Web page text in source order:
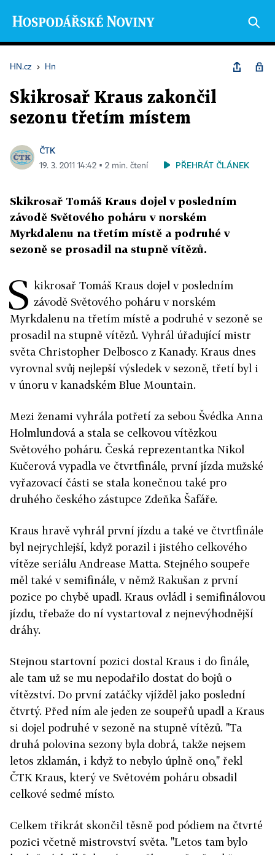
HN.cz › Hn
Skikrosař Kraus zakončil
sezonu třetím místem
ČTK
19. 3. 2011 14:42 ▪ 2 min. čtení PŘEHRÁT ČLÁNEK
Skikrosař Tomáš Kraus dojel v posledním
závodě Světového poháru v norském
Myrkdalenu na třetím místě a podruhé v
sezoně se prosadil na stupně vítězů.
S kikrosař Tomáš Kraus dojel v posledním
závodě Světového poháru v norském
Myrkdalenu na třetím místě a podruhé v sezoně se
prosadil na stupně vítězů. Vyhrál úřadující mistr
světa Christopher Delbosco z Kanady. Kraus dnes
vyrovnal svůj nejlepší výsledek v sezoně, třetí byl i
v únoru v kanadském Blue Mountain.
Mezi ženami vyhrála potřetí za sebou Švédka Anna
Holmlundová a stala se celkovou vítězkou
Světového poháru. Česká reprezentantka Nikol
Kučerová vypadla ve čtvrtfinále, první jízda mužské
vyřazovací části se stala konečnou také pro
druhého českého zástupce Zdeňka Šafáře.
Kraus hravě vyhrál první jízdu a také ve čtvrtfinále
byl nejrychlejší, když porazil i jistého celkového
vítěze seriálu Andrease Matta. Stejného soupeře
měl také v semifinále, v němž Rakušan z první
pozice po chybě upadl. Kraus ovládl i semifinálovou
jízdu, třebaže do ní vystartoval z nejnevýhodnější
dráhy.
Stejnou startovní pozici dostal Kraus i do finále,
ale tam už se mu nepodařilo dostat do bojů o
vítězství. Do první zatáčky vjížděl jako poslední
čtvrtý. Před ním ale jeden ze soupeřů upadl a Kraus
si dojel podruhé v sezoně na stupně vítězů. "Ta
druhá polovina sezony byla dobrá, takže nejsem
letos zklamán, i když to nebylo úplně ono," řekl
ČTK Kraus, který ve Světovém poháru obsadil
celkové sedmé místo.
Celkem třikrát skončil těsně pod pódiem na čtvrté
pozici včetně mistrovství světa. "Letos tam bylo